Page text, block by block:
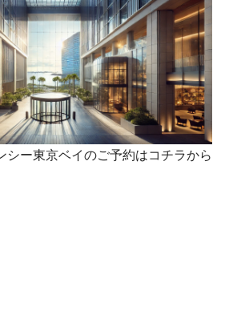
シー東京ベイのご予約はコチラから